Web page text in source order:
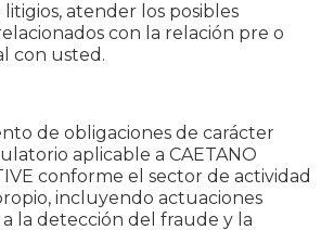
atender los posibles
con la relación pre o
con usted.
de obligaciones de carácter
aplicable a CAETANO
conforme el sector de actividad
incluyendo actuaciones
la detección del fraude y la